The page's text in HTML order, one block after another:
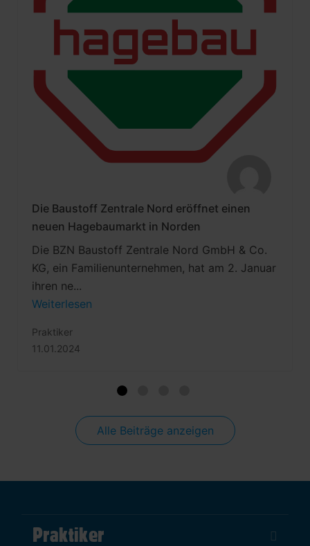
Die Baustoff Zentrale Nord eröffnet einen
neuen Hagebaumarkt in Norden
Die BZN Baustoff Zentrale Nord GmbH & Co.
KG, ein Familienunternehmen, hat am 2. Januar
ihren ne...
Weiterlesen
Praktiker
11.01.2024
Alle Beiträge anzeigen
Praktiker